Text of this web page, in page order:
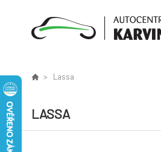
Lassa
LASSA